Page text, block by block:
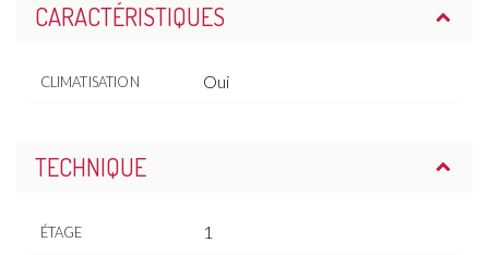
CARACTÉRISTIQUES
CLIMATISATION Oui
TECHNIQUE
ÉTAGE 1